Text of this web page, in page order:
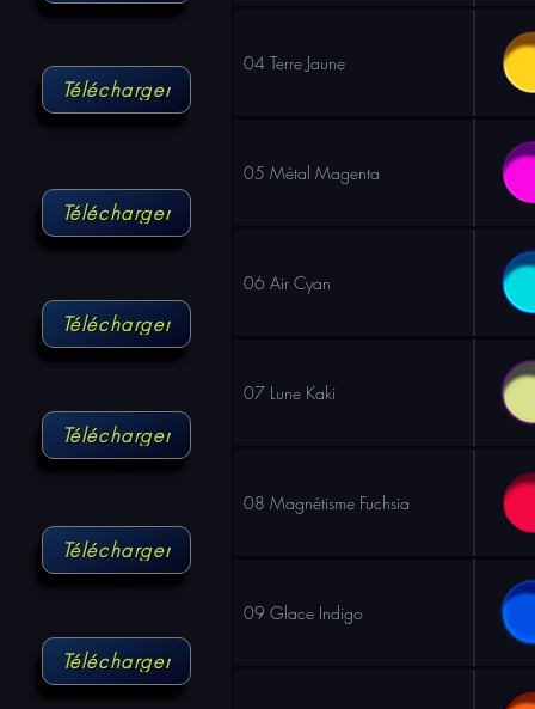
04 Terre Jaune
05 Métal Magenta
06 Air Cyan
07 Lune Kaki
08 Magnétisme Fuchsia
09 Glace Indigo
Télécharger
Télécharger
Télécharger
Télécharger
Télécharger
Télécharger